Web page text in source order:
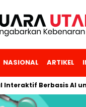
NASIONAL ARTIKEL
Berbasis AI untuk